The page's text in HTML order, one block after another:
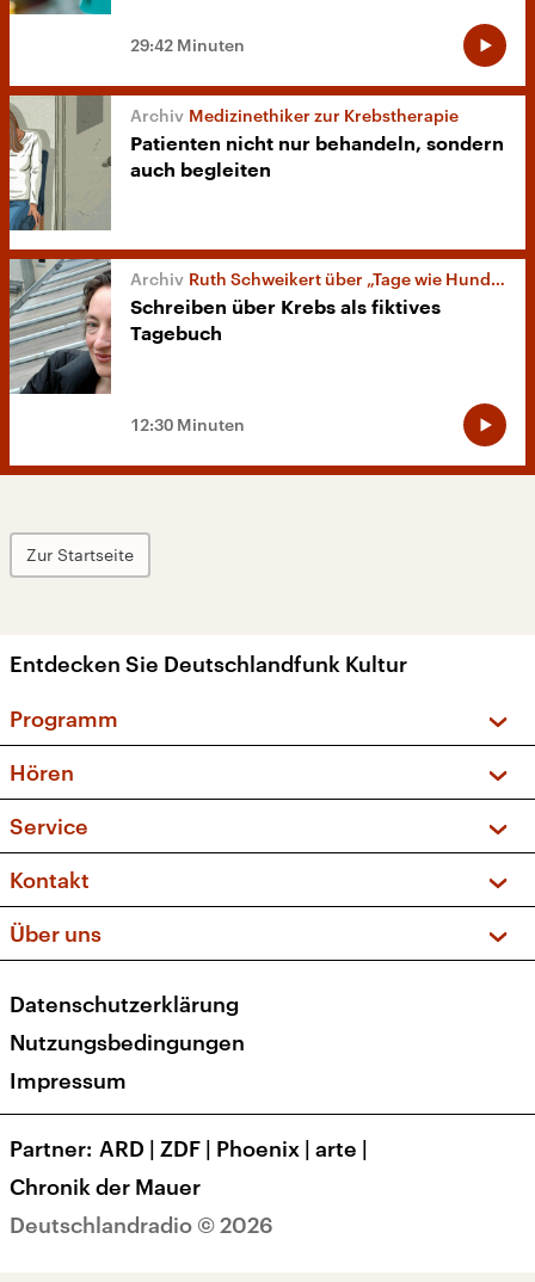
29:42 Minuten
Medizinethiker zur Krebstherapie
Patienten nicht nur behandeln, sondern
auch begleiten
Ruth Schweikert über „Tage wie Hunde“
Schreiben über Krebs als fiktives
Tagebuch
12:30 Minuten
Zur Startseite
Entdecken Sie Deutschlandfunk Kultur
Programm
Sendungen und Podcasts
Musikliste
Kakadu – Das Kinderprogramm
Hören
Frequenzen (UKW + DAB+)
Service
FAQ
Apps
Newsletter
Veranstaltungen
Kontakt
Social Media
Über uns
Presse
Karriere
Transparenz
Deutschlandradio © 2026
Datenschutzerklärung
Nutzungsbedingungen
Impressum
Partner ARD | ZDF | Phoenix | arte |
Chronik der Mauer